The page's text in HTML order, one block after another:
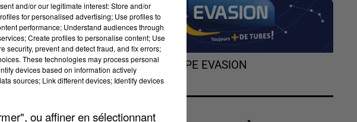
d'une
d'une erreur de
ont alors pris le
L'HOROSCOPE EVASION
and/or our legitimate interest: Store and/or
for personalised advertising; Use profiles to
performance; Understand audiences through
Create profiles to personalise content; Use
security, prevent and detect fraud, and fix errors;
These technologies may process personal
devices based on information actively
sources; Link different devices; Identify devices
ou affiner en sélectionnant